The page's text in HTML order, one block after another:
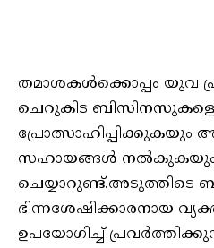
തമാശകൾക്കൊപ്പം യുവ
ചെറുകിട
സഹായങ്ങൾ
ചെയ്യാറുണ്ട്.അടുത്തിടെ
ഭിന്നശേഷിക്കാരനായ
ഉപയോഗിച്ച്